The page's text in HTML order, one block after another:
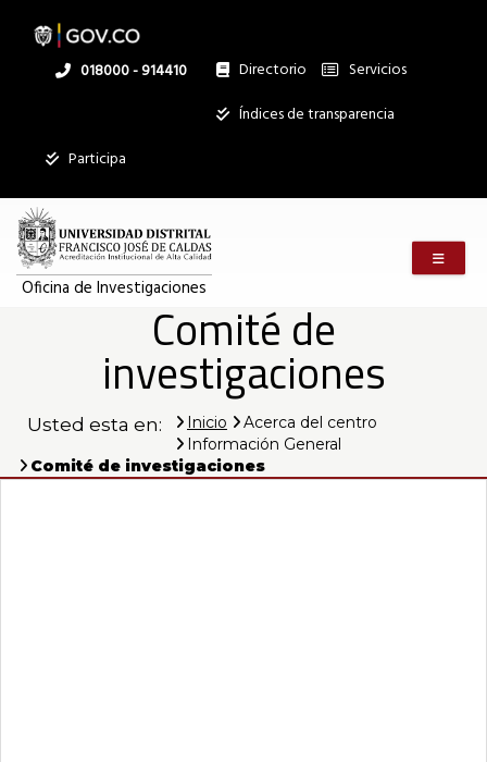
contenido
Linea
018000 - 914410 Directorio
Institucional
Servicios
Índices de transparencia
Participa
Oficina de Investigaciones
Comité de
investigaciones
Usted esta en: Inicio
Acerca del centro
Información General
Comité de investigaciones
registros
Buscar:
Servicios